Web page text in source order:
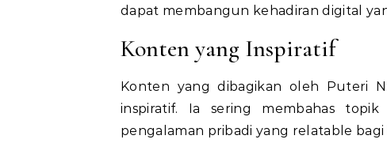
dapat membangun kehadiran digital
Konten yang Inspiratif
Konten yang dibagikan oleh Puteri
inspiratif. Ia sering membahas
pengalaman pribadi yang relatable bagi